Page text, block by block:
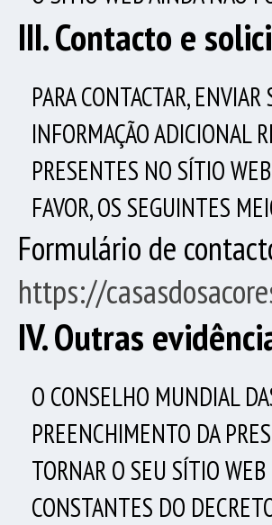
III. Contacto e
PARA CONTACTAR,
INFORMAÇÃO ADICIONAL
PRESENTES NO SÍTIO WEB
FAVOR, OS SEGUINTES
Formulário de
https://
IV. Outras
O CONSELHO MUNDIAL
PREENCHIMENTO DA
TORNAR O SEU SÍTIO
CONSTANTES DO